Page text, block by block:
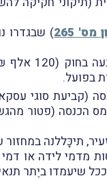
265
) שבגדרו
ברשומות תקנות מס
הכנסה (פטור מהגשת
תיכָּללנה במחזור
מדמי לידה או
שיעמדו ביֶתר